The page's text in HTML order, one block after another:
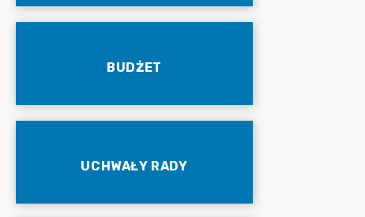
BUDŻET
UCHWAŁY RADY